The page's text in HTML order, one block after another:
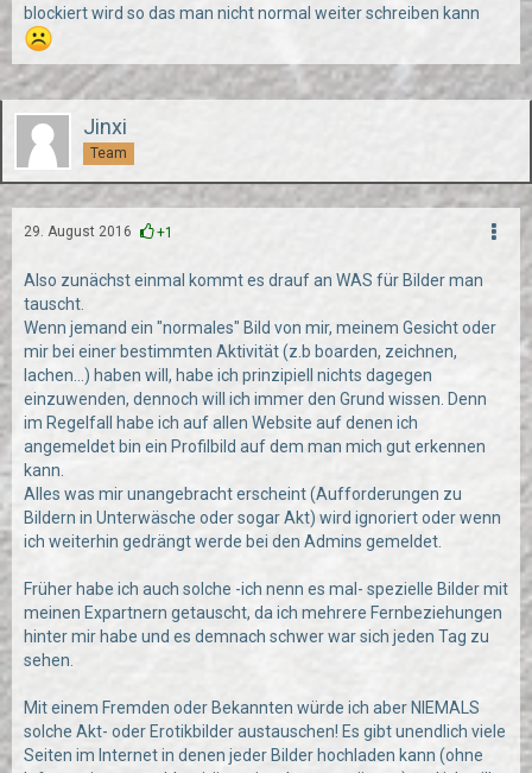
blockiert wird so das man nicht normal weiter schreiben kann
Jinxi
Team
29. August 2016 +1
Also zunächst einmal kommt es drauf an WAS für Bilder man
tauscht.
Wenn jemand ein "normales" Bild von mir, meinem Gesicht oder
mir bei einer bestimmten Aktivität (z.b boarden, zeichnen,
lachen...) haben will, habe ich prinzipiell nichts dagegen
einzuwenden, dennoch will ich immer den Grund wissen. Denn
im Regelfall habe ich auf allen Website auf denen ich
angemeldet bin ein Profilbild auf dem man mich gut erkennen
kann.
Alles was mir unangebracht erscheint (Aufforderungen zu
Bildern in Unterwäsche oder sogar Akt) wird ignoriert oder wenn
ich weiterhin gedrängt werde bei den Admins gemeldet.
Früher habe ich auch solche -ich nenn es mal- spezielle Bilder mit
meinen Expartnern getauscht, da ich mehrere Fernbeziehungen
hinter mir habe und es demnach schwer war sich jeden Tag zu
sehen.
Mit einem Fremden oder Bekannten würde ich aber NIEMALS
solche Akt- oder Erotikbilder austauschen! Es gibt unendlich viele
Seiten im Internet in denen jeder Bilder hochladen kann (ohne